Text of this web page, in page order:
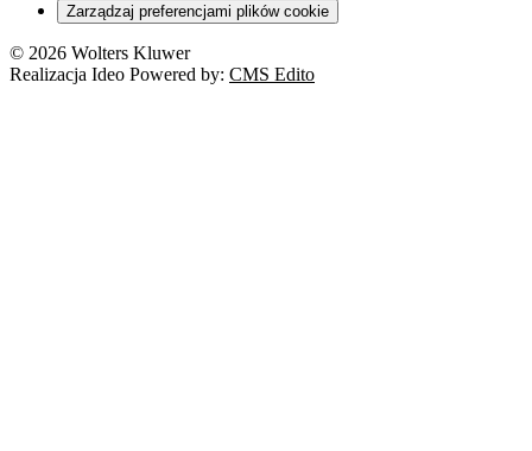
Zarządzaj preferencjami plików cookie
© 2026 Wolters Kluwer
Realizacja Ideo Powered by: CMS Edito